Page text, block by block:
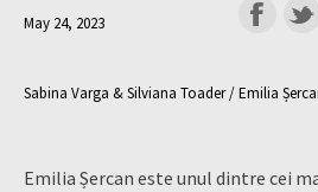
May 24, 2023
Sabina Varga & Silviana Toader / Emilia
Emilia Șercan este unul dintre cei